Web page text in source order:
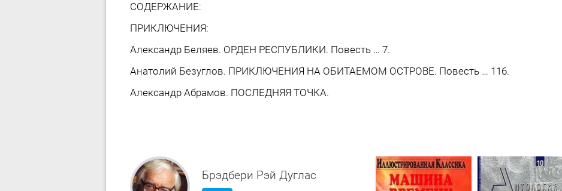
СОДЕРЖАНИЕ:
ПРИКЛЮЧЕНИЯ:
Александр Беляев. ОРДЕН РЕСПУБЛИКИ. Повесть … 7.
Анатолий Безуглов. ПРИКЛЮЧЕНИЯ НА ОБИТАЕМОМ ОСТРОВЕ. Повесть … 116.
Александр Абрамов. ПОСЛЕДНЯЯ ТОЧКА.
Брэдбери Рэй Дуглас